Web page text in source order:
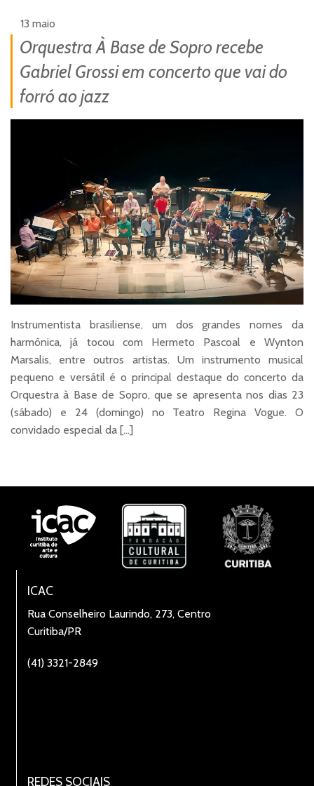
13 maio
Orquestra À Base de Sopro recebe
Gabriel Grossi em concerto que vai do
forró ao jazz
Instrumentista brasiliense, um dos grandes nomes da
harmônica, já tocou com Hermeto Pascoal e Wynton
Marsalis, entre outros artistas. Um instrumento musical
pequeno e versátil é o principal destaque do concerto da
Orquestra à Base de Sopro, que se apresenta nos dias 23
(sábado) e 24 (domingo) no Teatro Regina Vogue. O
convidado especial da […]
ICAC
Rua Conselheiro Laurindo, 273, Centro
Curitiba/PR
(41) 3321-2849
REDES SOCIAIS